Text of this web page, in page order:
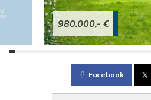
980.000,- €
Facebook